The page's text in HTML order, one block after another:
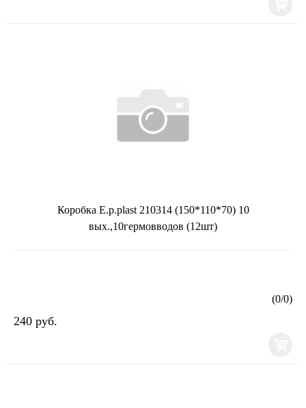
Коробка E.p.plast 210314 (150*110*70) 10
вых.,10гермовводов (12шт)
(0/0)
240 руб.